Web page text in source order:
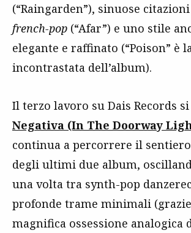
(“Raingarden”), sinuose
french-pop (“Afar”) e uno stile
elegante e raffinato (“Poison” è
incontrastata dell’album).
Il terzo lavoro su Dais Records
Negativa (In The Doorway
continua a percorrere il
degli ultimi due album,
una volta tra synth-pop
profonde trame minimali
magnifica ossessione analogica